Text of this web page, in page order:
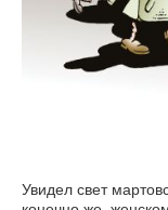
Увидел свет